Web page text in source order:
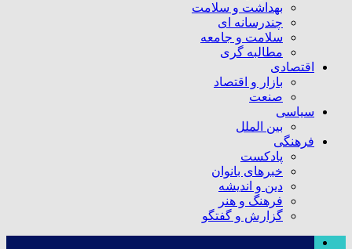
بهداشت و سلامت
چندرسانه ای
سلامت و جامعه
مطالبه گری
اقتصادی
بازار و اقتصاد
صنعت
سیاسی
بین الملل
فرهنگی
پادکست
خبرهای بانوان
دین و اندیشه
فرهنگ و هنر
گزارش و گفتگو